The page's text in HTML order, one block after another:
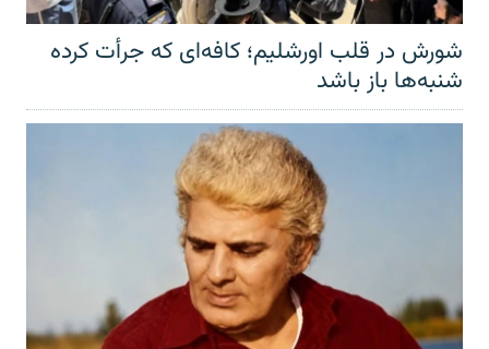
شورش در قلب اورشلیم؛ کافه‌ای که جرأت کرده
شنبه‌ها باز باشد